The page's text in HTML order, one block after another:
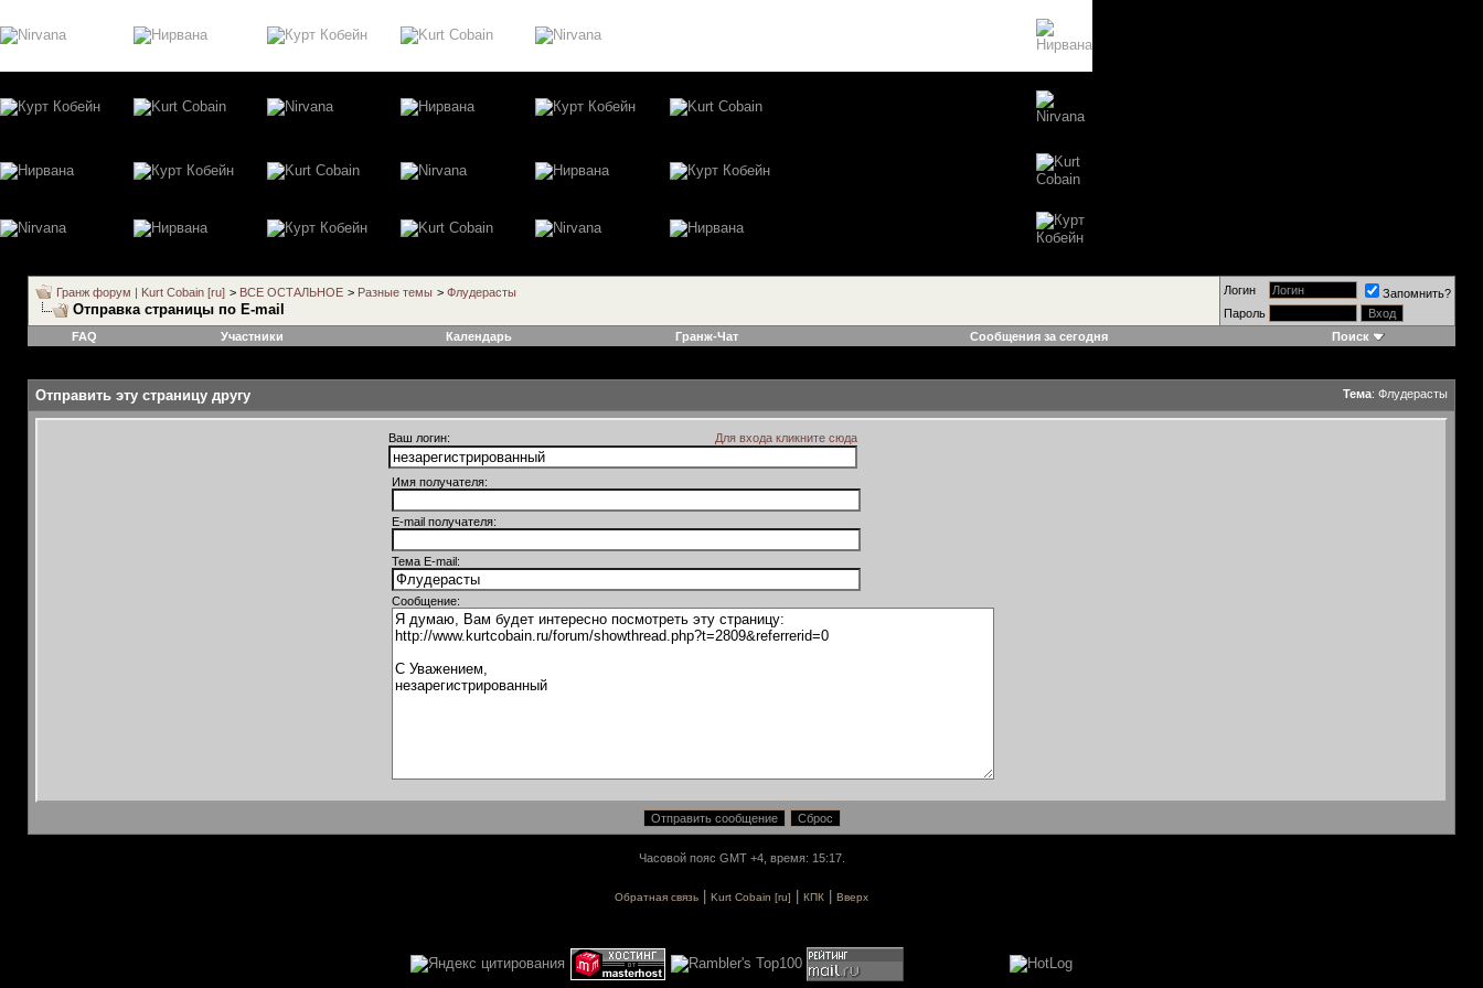
Гранж форум | Kurt Cobain [ru] > ВСЕ ОСТАЛЬНОЕ > Разные темы > Флудерасты
Отправка страницы по E-mail
Логин
Запомнить?
Пароль
FAQ
Участники Календарь Гранж-Чат Сообщения за сегодня Поиск
Тема: Флудерасты
Отправить эту страницу другу
Ваш логин: Для входа кликните сюда
Имя получателя:
E-mail получателя:
Тема E-mail:
Сообщение:
Часовой пояс GMT +4, время: 15:17.
Обратная связь Kurt Cobain [ru] КПК Вверх